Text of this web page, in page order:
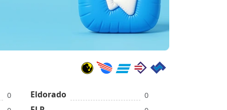
0
Eldorado 0